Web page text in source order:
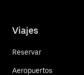
Viajes
Reservar
Aeropuertos